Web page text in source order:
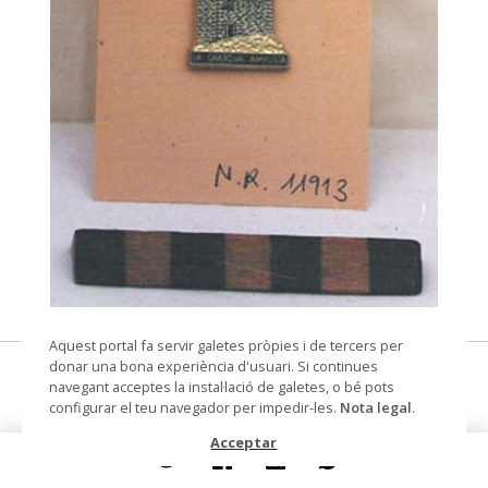
© Museu de les Terres de l'Ebre
Torre de la Carrova d'Amposta
pin
Aquest portal fa servir galetes pròpies i de tercers per
donar una bona experiència d'usuari. Si continues
navegant acceptes la instal·lació de galetes, o bé pots
configurar el teu navegador per impedir-les. Nota legal.
Acceptar